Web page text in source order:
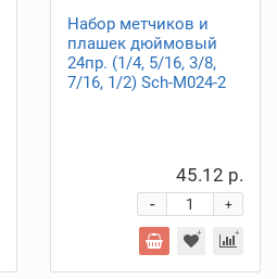
Набор метчиков и
плашек дюймовый
24пр. (1/4, 5/16, 3/8,
7/16, 1/2) Sch-M024-2
45.12 р.
+
-